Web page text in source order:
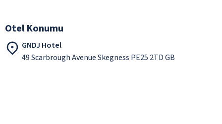
Otel Konumu
GNDJ Hotel
49 Scarbrough Avenue Skegness PE25 2TD GB